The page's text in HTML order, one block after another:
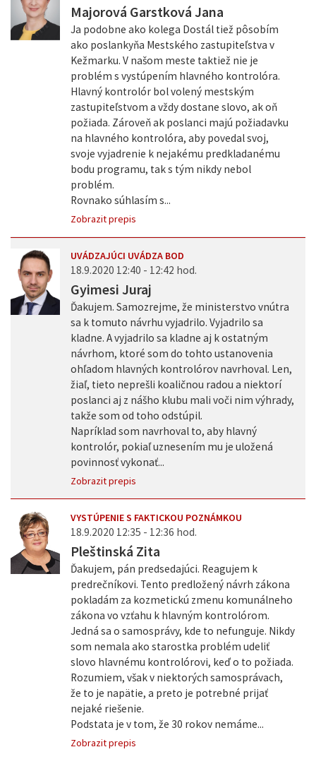
Majorová Garstková Jana
Ja podobne ako kolega Dostál tiež pôsobím
ako poslankyňa Mestského zastupiteľstva v
Kežmarku. V našom meste taktiež nie je
problém s vystúpením hlavného kontrolóra.
Hlavný kontrolór bol volený mestským
zastupiteľstvom a vždy dostane slovo, ak oň
požiada. Zároveň ak poslanci majú požiadavku
na hlavného kontrolóra, aby povedal svoj,
svoje vyjadrenie k nejakému predkladanému
bodu programu, tak s tým nikdy nebol
problém.
Rovnako súhlasím s...
Zobrazit prepis
UVÁDZAJÚCI UVÁDZA BOD
18.9.2020 12:40 - 12:42 hod.
Gyimesi Juraj
Ďakujem. Samozrejme, že ministerstvo vnútra
sa k tomuto návrhu vyjadrilo. Vyjadrilo sa
kladne. A vyjadrilo sa kladne aj k ostatným
návrhom, ktoré som do tohto ustanovenia
ohľadom hlavných kontrolórov navrhoval. Len,
žiaľ, tieto neprešli koaličnou radou a niektorí
poslanci aj z nášho klubu mali voči nim výhrady,
takže som od toho odstúpil.
Napríklad som navrhoval to, aby hlavný
kontrolór, pokiaľ uznesením mu je uložená
povinnosť vykonať...
Zobrazit prepis
VYSTÚPENIE S FAKTICKOU POZNÁMKOU
18.9.2020 12:35 - 12:36 hod.
Pleštinská Zita
Ďakujem, pán predsedajúci. Reagujem k
predrečníkovi. Tento predložený návrh zákona
pokladám za kozmetickú zmenu komunálneho
zákona vo vzťahu k hlavným kontrolórom.
Jedná sa o samosprávy, kde to nefunguje. Nikdy
som nemala ako starostka problém udeliť
slovo hlavnému kontrolórovi, keď o to požiada.
Rozumiem, však v niektorých samosprávach,
že to je napätie, a preto je potrebné prijať
nejaké riešenie.
Podstata je v tom, že 30 rokov nemáme...
Zobrazit prepis